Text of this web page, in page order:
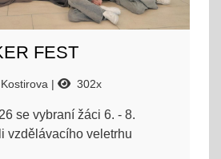
FEST
Kostirova 302x
se vybraní žáci 6. - 8.
vzdělávacího veletrhu